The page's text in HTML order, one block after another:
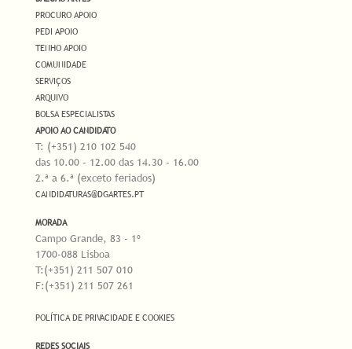
PROCURO APOIO
PEDI APOIO
TENHO APOIO
COMUNIDADE
SERVIÇOS
ARQUIVO
BOLSA ESPECIALISTAS
APOIO AO CANDIDATO
T: (+351) 210 102 540
das 10.00 - 12.00 das 14.30 - 16.00
2.ª a 6.ª (exceto feriados)
CANDIDATURAS@DGARTES.PT
MORADA
Campo Grande, 83 - 1º
1700-088 Lisboa
T:(+351) 211 507 010
F:(+351) 211 507 261
POLÍTICA DE PRIVACIDADE E COOKIES
REDES SOCIAIS